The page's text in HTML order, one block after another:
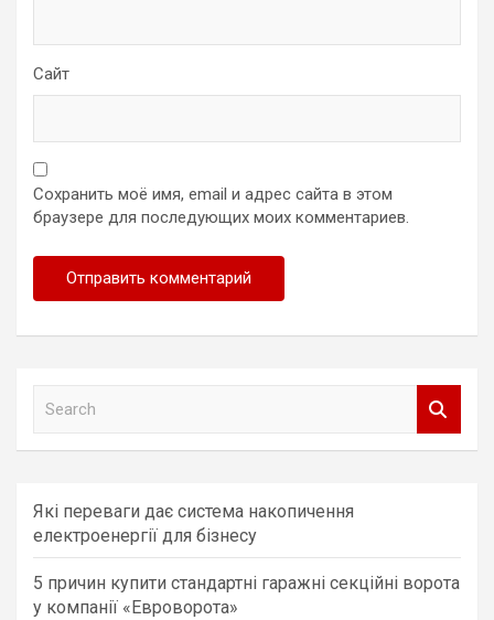
Сайт
Сохранить моё имя, email и адрес сайта в этом
браузере для последующих моих комментариев.
h
Які переваги дає система накопичення
електроенергії для бізнесу
5 причин купити стандартні гаражні секційні ворота
у компанії «Евроворота»